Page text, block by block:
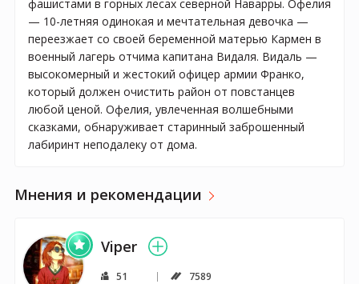
фашистами в горных лесах северной Наварры. Офелия
— 10-летняя одинокая и мечтательная девочка —
переезжает со своей беременной матерью Кармен в
военный лагерь отчима капитана Видаля. Видаль —
высокомерный и жестокий офицер армии Франко,
который должен очистить район от повстанцев
любой ценой. Офелия, увлеченная волшебными
сказками, обнаруживает старинный заброшенный
лабиринт неподалеку от дома.
Мнения и рекомендации
Viper
51 7589